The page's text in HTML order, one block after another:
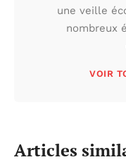
une veille
nombreux
VOIR
Articles